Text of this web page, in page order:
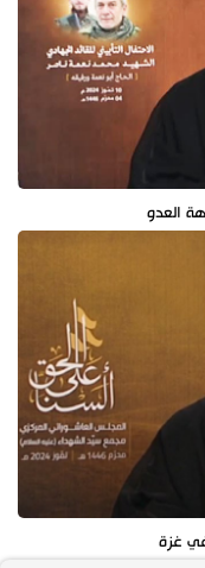
العدو
غزة